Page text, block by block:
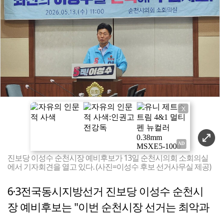
X
진보당 이성수 순천시장 예비후보가 13일 순천시의회 소회의실
에서 기자회견을 열고 있다. (사진=이성수 후보 선거사무실 제공)
6·3전국동시지방선거 진보당 이성수 순천시
장 예비후보는 "이번 순천시장 선거는 최악과